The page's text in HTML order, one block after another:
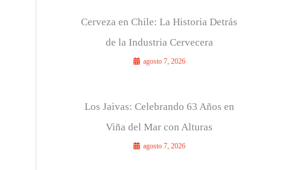
Cerveza en Chile: La Historia Detrás
de la Industria Cervecera
agosto 7, 2026
Los Jaivas: Celebrando 63 Años en
Viña del Mar con Alturas
agosto 7, 2026